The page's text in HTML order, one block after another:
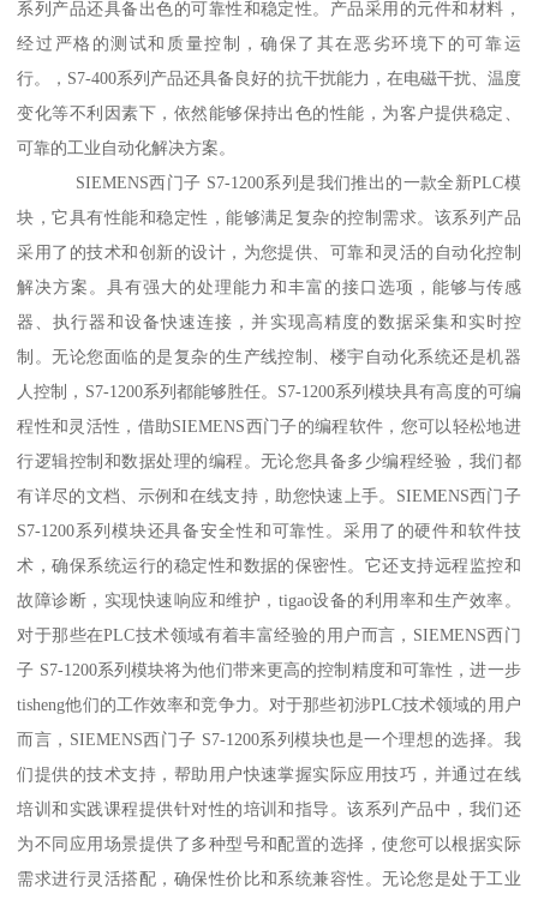
系列产品还具备出色的可靠性和稳定性。产品采用的元件和材料，
经过严格的测试和质量控制，确保了其在恶劣环境下的可靠运
行。，S7-400系列产品还具备良好的抗干扰能力，在电磁干扰、温度
变化等不利因素下，依然能够保持出色的性能，为客户提供稳定、
可靠的工业自动化解决方案。
SIEMENS西门子 S7-1200系列是我们推出的一款全新PLC模
块，它具有性能和稳定性，能够满足复杂的控制需求。该系列产品
采用了的技术和创新的设计，为您提供、可靠和灵活的自动化控制
解决方案。具有强大的处理能力和丰富的接口选项，能够与传感
器、执行器和设备快速连接，并实现高精度的数据采集和实时控
制。无论您面临的是复杂的生产线控制、楼宇自动化系统还是机器
人控制，S7-1200系列都能够胜任。S7-1200系列模块具有高度的可编
程性和灵活性，借助SIEMENS西门子的编程软件，您可以轻松地进
行逻辑控制和数据处理的编程。无论您具备多少编程经验，我们都
有详尽的文档、示例和在线支持，助您快速上手。SIEMENS西门子
S7-1200系列模块还具备安全性和可靠性。采用了的硬件和软件技
术，确保系统运行的稳定性和数据的保密性。它还支持远程监控和
故障诊断，实现快速响应和维护，tigao设备的利用率和生产效率。
对于那些在PLC技术领域有着丰富经验的用户而言，SIEMENS西门
子 S7-1200系列模块将为他们带来更高的控制精度和可靠性，进一步
tisheng他们的工作效率和竞争力。对于那些初涉PLC技术领域的用户
而言，SIEMENS西门子 S7-1200系列模块也是一个理想的选择。我
们提供的技术支持，帮助用户快速掌握实际应用技巧，并通过在线
培训和实践课程提供针对性的培训和指导。该系列产品中，我们还
为不同应用场景提供了多种型号和配置的选择，使您可以根据实际
需求进行灵活搭配，确保性价比和系统兼容性。无论您是处于工业